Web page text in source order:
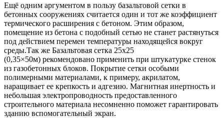
Ещё одним аргументом в пользу базальтовой сетки в
бетонных сооружениях считается один и тот же коэффициент
термического расширения с бетоном. Этим образом,
помещение из бетона с подобный сетью не станет растянуться
под действием перемен температуры находящейся вокруг
среды.Так же Базальтовая сетка 25х25
(0,35×50м) рекомендовано применить при штукатурке стенок
из газобетонных блоков. Покрытие сетки особыми
полимерными материалами, к примеру, акрилатом,
наращивает ее крепкость и адгезию. Магнитная инертность и
небольшая электропроводность предоставленного
строительного материала несомненно поможет гарантировать
зданию вспомогательный экран.